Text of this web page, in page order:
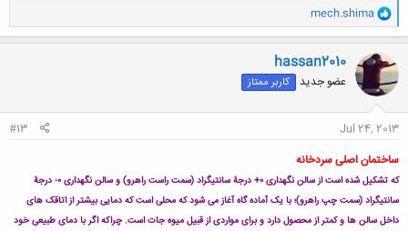
و
ا
ک
ن
ش
ا
mech.shima
hassan2010
عضو جدید کاربر ممتاز
Jul 24, 2013
#13
ساختمان اصلی سردخانه
که تشکیل شده است از سالن نگهداری ۰+ درجۀ سانتیگراد (سمت راست راهرو) و سالن نگهداری ۰- درجۀ
سانتیگراد (سمت چپ راهرو)؛ با یک آماده گاه آغاز می شود که محلی است که دمایی بیشتر از اتاقک های
داخل سالن ها و کمتر از محصول دارد و برای مواردی از قبیل میوه جات است. چراکه اگر با دمای طبیعی خود